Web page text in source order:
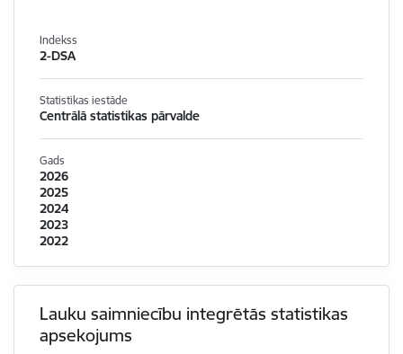
Indekss
2-DSA
Statistikas iestāde
Centrālā statistikas pārvalde
Gads
2026
2025
2024
2023
2022
Lauku saimniecību integrētās statistikas
apsekojums